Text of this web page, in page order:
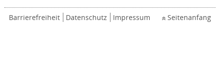
Barrierefreiheit Datenschutz Impressum Seitenanfang